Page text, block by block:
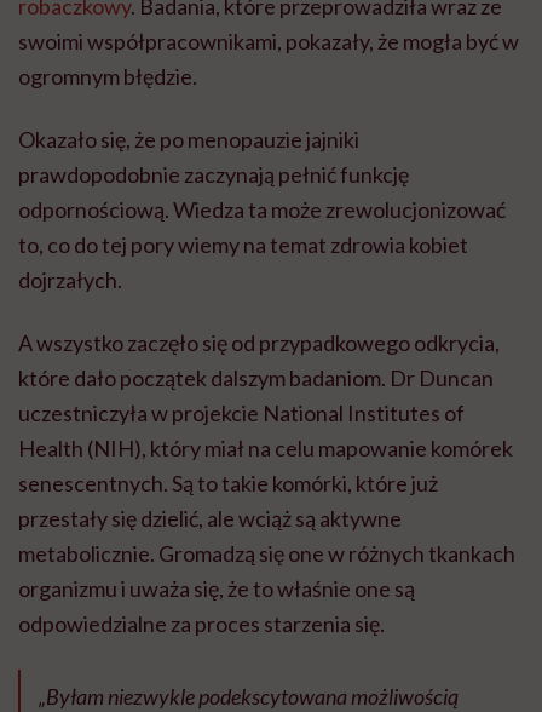
robaczkowy. Badania, które przeprowadziła wraz ze
swoimi współpracownikami, pokazały, że mogła być w
ogromnym błędzie.
Okazało się, że po menopauzie jajniki
prawdopodobnie zaczynają pełnić funkcję
odpornościową. Wiedza ta może zrewolucjonizować
to, co do tej pory wiemy na temat zdrowia kobiet
dojrzałych.
A wszystko zaczęło się od przypadkowego odkrycia,
które dało początek dalszym badaniom. Dr Duncan
uczestniczyła w projekcie National Institutes of
Health (NIH), który miał na celu mapowanie komórek
senescentnych. Są to takie komórki, które już
przestały się dzielić, ale wciąż są aktywne
metabolicznie. Gromadzą się one w różnych tkankach
organizmu i uważa się, że to właśnie one są
odpowiedzialne za proces starzenia się.
„Byłam niezwykle podekscytowana możliwością